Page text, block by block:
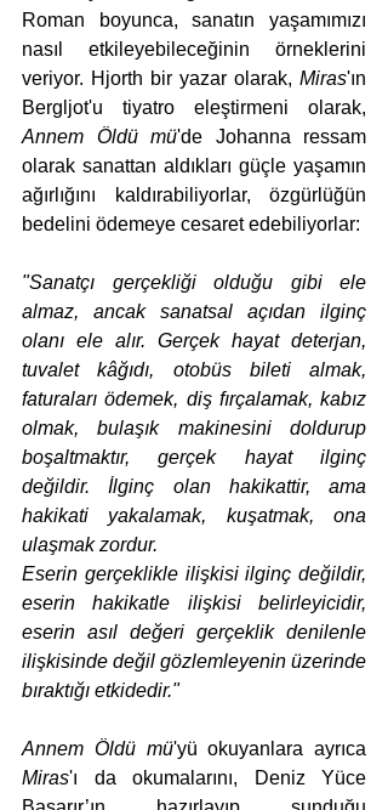
Roman boyunca, sanatın yaşamımızı
nasıl etkileyebileceğinin örneklerini
veriyor. Hjorth bir yazar olarak, Miras'ın
Annem Öldü mü'de Johanna ressam
olarak sanattan aldıkları güçle yaşamın
ağırlığını kaldırabiliyorlar, özgürlüğün
bedelini ödemeye cesaret edebiliyorlar:
"Sanatçı gerçekliği olduğu gibi ele
almaz, ancak sanatsal açıdan ilginç
olanı ele alır. Gerçek hayat deterjan,
tuvalet kâğıdı, otobüs bileti almak,
faturaları ödemek, diş fırçalamak, kabız
olmak, bulaşık makinesini doldurup
boşaltmaktır, gerçek hayat ilginç
değildir. İlginç olan hakikattir, ama
hakikati yakalamak, kuşatmak, ona
ulaşmak zordur.
Eserin gerçeklikle ilişkisi ilginç değildir,
eserin hakikatle ilişkisi belirleyicidir,
eserin asıl değeri gerçeklik denilenle
ilişkisinde değil gözlemleyenin üzerinde
bıraktığı etkidedir."
Annem Öldü mü
Miras'ı da okumalarını, Deniz Yüce